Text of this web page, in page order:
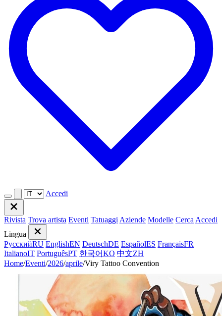
Accedi
Rivista Trova artista Eventi Tatuaggi Aziende Modelle Cerca Accedi
Lingua
РусскийRU EnglishEN DeutschDE EspañolES FrançaisFR
ItalianoIT PortuguêsPT 한국어KO 中文ZH
Home/Eventi/2026/aprile/Viry Tattoo Convention